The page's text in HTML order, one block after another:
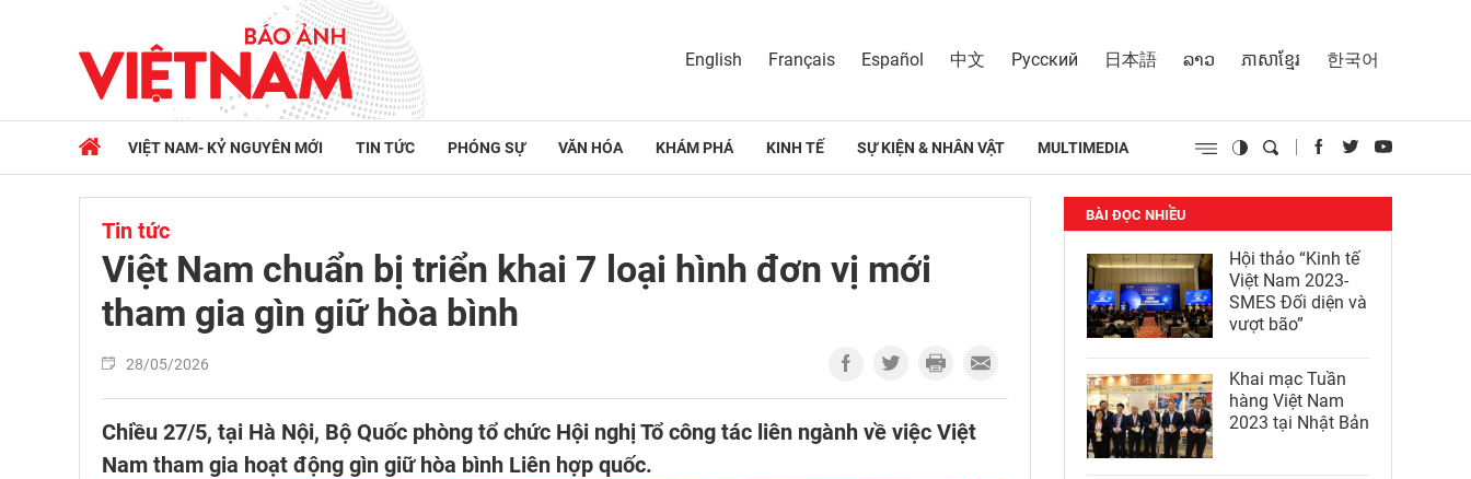
English Français Español 中文 Русский 日本語 ລາວ ភាសាខ្មែរ 한국어
VIỆT NAM- KỶ NGUYÊN MỚI TIN TỨC PHÓNG SỰ VĂN HÓA KHÁM PHÁ KINH TẾ SỰ KIỆN & NHÂN VẬT MULTIMEDIA
Tin tức
Việt Nam chuẩn bị triển khai 7 loại hình đơn vị mới
tham gia gìn giữ hòa bình
28/05/2026
Chiều 27/5, tại Hà Nội, Bộ Quốc phòng tổ chức Hội nghị Tổ công tác liên ngành về việc Việt
Nam tham gia hoạt động gìn giữ hòa bình Liên hợp quốc.
BÀI ĐỌC NHIỀU
Hội thảo “Kinh tế
Việt Nam 2023-
SMES Đối diện và
vượt bão”
Khai mạc Tuần
hàng Việt Nam
2023 tại Nhật Bản